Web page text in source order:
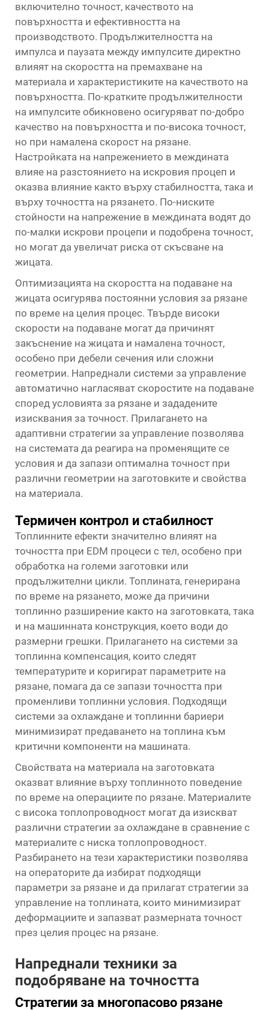
включително точност, качеството на
повърхността и ефективността на
производството. Продължителността на
импулса и паузата между импулсите директно
влияят на скоростта на премахване на
материала и характеристиките на качеството на
повърхността. По-кратките продължителности
на импулсите обикновено осигуряват по-добро
качество на повърхността и по-висока точност,
но при намалена скорост на рязане.
Настройката на напрежението в междината
влияе на разстоянието на искровия процеп и
оказва влияние както върху стабилността, така и
върху точността на рязането. По-ниските
стойности на напрежение в междината водят до
по-малки искрови процепи и подобрена точност,
но могат да увеличат риска от скъсване на
жицата.
Оптимизацията на скоростта на подаване на
жицата осигурява постоянни условия за рязане
по време на целия процес. Твърде високи
скорости на подаване могат да причинят
закъснение на жицата и намалена точност,
особено при дебели сечения или сложни
геометрии. Напреднали системи за управление
автоматично нагласяват скоростите на подаване
според условията за рязане и зададените
изисквания за точност. Прилагането на
адаптивни стратегии за управление позволява
на системата да реагира на променящите се
условия и да запази оптимална точност при
различни геометрии на заготовките и свойства
на материала.
Термичен контрол и стабилност
Топлинните ефекти значително влияят на
точността при EDM процеси с тел, особено при
обработка на големи заготовки или
продължителни цикли. Топлината, генерирана
по време на рязането, може да причини
топлинно разширение както на заготовката, така
и на машинната конструкция, което води до
размерни грешки. Прилагането на системи за
топлинна компенсация, които следят
температурите и коригират параметрите на
рязане, помага да се запази точността при
променливи топлинни условия. Подходящи
системи за охлаждане и топлинни бариери
минимизират предаването на топлина към
критични компоненти на машината.
Свойствата на материала на заготовката
оказват влияние върху топлинното поведение
по време на операциите по рязане. Материалите
с висока топлопроводност могат да изискват
различни стратегии за охлаждане в сравнение с
материалите с ниска топлопроводност.
Разбирането на тези характеристики позволява
на операторите да избират подходящи
параметри за рязане и да прилагат стратегии за
управление на топлината, които минимизират
деформациите и запазват размерната точност
през целия процес на рязане.
Напреднали техники за
подобряване на точността
Стратегии за многопасово рязане